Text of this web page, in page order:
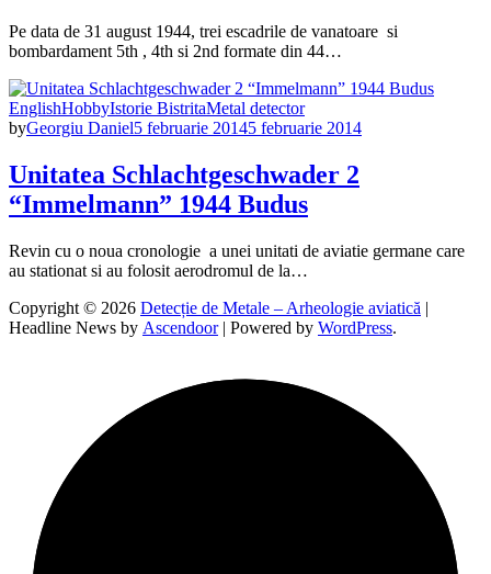
Pe data de 31 august 1944, trei escadrile de vanatoare si
bombardament 5th , 4th si 2nd formate din 44…
EnglishHobbyIstorie BistritaMetal detector
byGeorgiu Daniel5 februarie 20145 februarie 2014
Unitatea Schlachtgeschwader 2
“Immelmann” 1944 Budus
Revin cu o noua cronologie a unei unitati de aviatie germane care
au stationat si au folosit aerodromul de la…
Copyright © 2026 Detecție de Metale – Arheologie aviatică |
Headline News by Ascendoor| Powered by WordPress.